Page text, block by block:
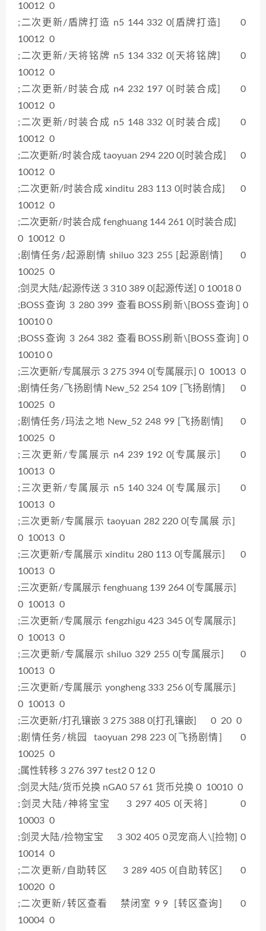
10012 0
;二次更新/盾牌打造 n5 144 332 0[盾牌打造] 0
10012 0
;二次更新/天将铭牌 n5 134 332 0[天将铭牌] 0
10012 0
;二次更新/时装合成 n4 232 197 0[时装合成] 0
10012 0
;二次更新/时装合成 n5 148 332 0[时装合成] 0
10012 0
;二次更新/时装合成 taoyuan 294 220 0[时装合成] 0
10012 0
;二次更新/时装合成 xinditu 283 113 0[时装合成] 0
10012 0
;二次更新/时装合成 fenghuang 144 261 0[时装合成]
0 10012 0
;剧情任务/起源剧情 shiluo 323 255 [起源剧情] 0
10025 0
;剑灵大陆/起源传送 3 310 389 0[起源传送] 0 10018 0
;BOSS查询 3 280 399 查看BOSS刷新\[BOSS查询] 0
10010 0
;BOSS查询 3 264 382 查看BOSS刷新\[BOSS查询] 0
10010 0
;三次更新/专属展示 3 275 394 0[专属展示] 0 10013 0
;剧情任务/飞扬剧情 New_52 254 109 [飞扬剧情] 0
10025 0
;剧情任务/玛法之地 New_52 248 99 [飞扬剧情] 0
10025 0
;三次更新/专属展示 n4 239 192 0[专属展示] 0
10013 0
;三次更新/专属展示 n5 140 324 0[专属展示] 0
10013 0
;三次更新/专属展示 taoyuan 282 220 0[专属展 示]
0 10013 0
;三次更新/专属展示 xinditu 280 113 0[专属展示] 0
10013 0
;三次更新/专属展示 fenghuang 139 264 0[专属展示]
0 10013 0
;三次更新/专属展示 fengzhigu 423 345 0[专属展示]
0 10013 0
;三次更新/专属展示 shiluo 329 255 0[专属展示] 0
10013 0
;三次更新/专属展示 yongheng 333 256 0[专属展示]
0 10013 0
;三次更新/打孔镶嵌 3 275 388 0[打孔镶嵌] 0 20 0
;剧情任务/桃园 taoyuan 298 223 0[飞扬剧情] 0
10025 0
;属性转移 3 276 397 test2 0 12 0
;剑灵大陆/货币兑换 nGA0 57 61 货币兑换 0 10010 0
;剑灵大陆/神将宝宝 3 297 405 0[天将] 0
10003 0
;剑灵大陆/捡物宝宝 3 302 405 0灵宠商人\[捡物] 0
10014 0
;二次更新/自助转区 3 289 405 0[自助转区] 0
10020 0
;二次更新/转区查看 禁闭室 9 9 [转区查询] 0
10004 0